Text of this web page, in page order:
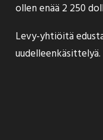
ollen enää 2 250
Levy-yhtiöitä
uudelleenkäsittelyä.